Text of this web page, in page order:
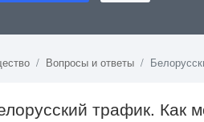
Вопросы и ответы
трафик. Как